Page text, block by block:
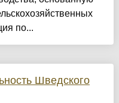
по...
Шведского